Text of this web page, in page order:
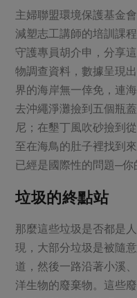
美妝保養
家庭清潔
日用品
防災用品
最新產品
樂齡友善
主題食譜
異國料理
年菜食譜
養身食補
節慶大餐
高麗菜海鮮煎餅
30%rPET紅烏龍茶
2024農業發展計畫年度報告
更多議題活動
把最好的台灣味帶回家！
更多議題
生活者e週報
綠主張月刊
典藏閱覽室
社務專區
選舉專區
最新消息
媒體報導
下載專區
地區活動
社務會議
活動報下載
主婦聯盟環境保護基金
減塑志工講師的培訓課
守護專員胡介申，分享
物調查資料，數據呈現
界的海岸無一倖免，連
去沖繩淨灘撿到五個瓶
尼；在墾丁風吹砂撿到
至在海鳥的肚子裡找到
已經是國際性的問題─你
垃圾的終點站
那麼這些垃圾是否都是
現，大部分垃圾是被隨
道，然後一路沿著小溪
洋生物的廢棄物。這些